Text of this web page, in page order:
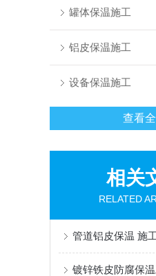
罐体保温施工
铝皮保温施工
设备保温施工
查看
相关
RELATED
管道铝皮保温 施
镀锌铁皮防腐保